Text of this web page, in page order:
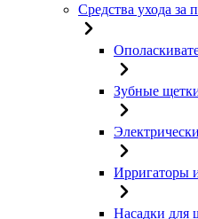
Средства ухода за
Зубные
Ирригаторы
Насадки для